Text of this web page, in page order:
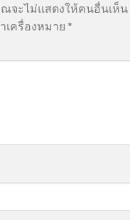
จะไม่แสดงให้คนอื่นเห็น
เครื่องหมาย *